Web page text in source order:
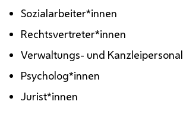
Sozialarbeiter*innen
Rechtsvertreter*innen
Verwaltungs- und Kanzleipersonal
Psycholog*innen
Jurist*innen